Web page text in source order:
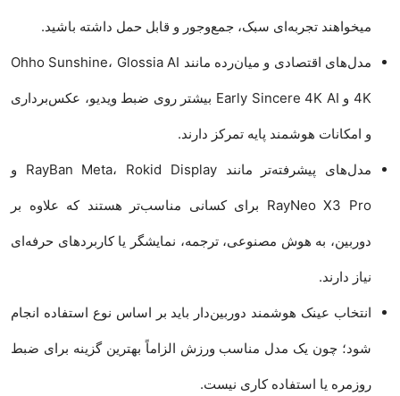
میخواهند تجربه‌ای سبک، جمع‌وجور و قابل حمل داشته باشید.
مدل‌های اقتصادی و میان‌رده مانند Ohho Sunshine، Glossia AI
4K و Early Sincere 4K AI بیشتر روی ضبط ویدیو، عکس‌برداری
و امکانات هوشمند پایه تمرکز دارند.
مدل‌های پیشرفته‌تر مانند RayBan Meta، Rokid Display و
RayNeo X3 Pro برای کسانی مناسب‌تر هستند که علاوه بر
دوربین، به هوش مصنوعی، ترجمه، نمایشگر یا کاربردهای حرفه‌ای
نیاز دارند.
انتخاب عینک هوشمند دوربین‌دار باید بر اساس نوع استفاده انجام
شود؛ چون یک مدل مناسب ورزش الزاماً بهترین گزینه برای ضبط
روزمره یا استفاده کاری نیست.